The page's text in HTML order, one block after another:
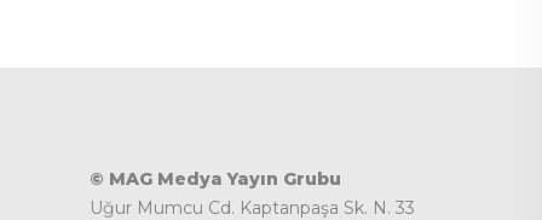
© MAG Medya Yayın Grubu
Uğur Mumcu Cd. Kaptanpaşa Sk. N. 33